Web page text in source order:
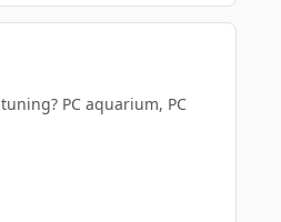
PC aquarium, PC